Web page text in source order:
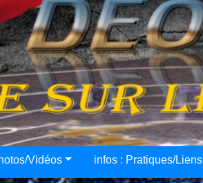
Vidéos infos : Pratiques/Liens